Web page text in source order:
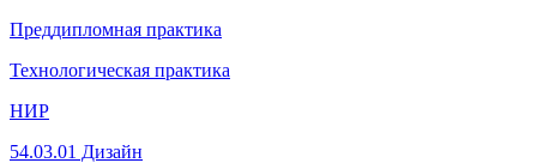
Преддипломная практика
Технологическая практика
НИР
54.03.01 Дизайн